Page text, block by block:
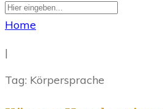
Home
|
Tag: Körpersprache